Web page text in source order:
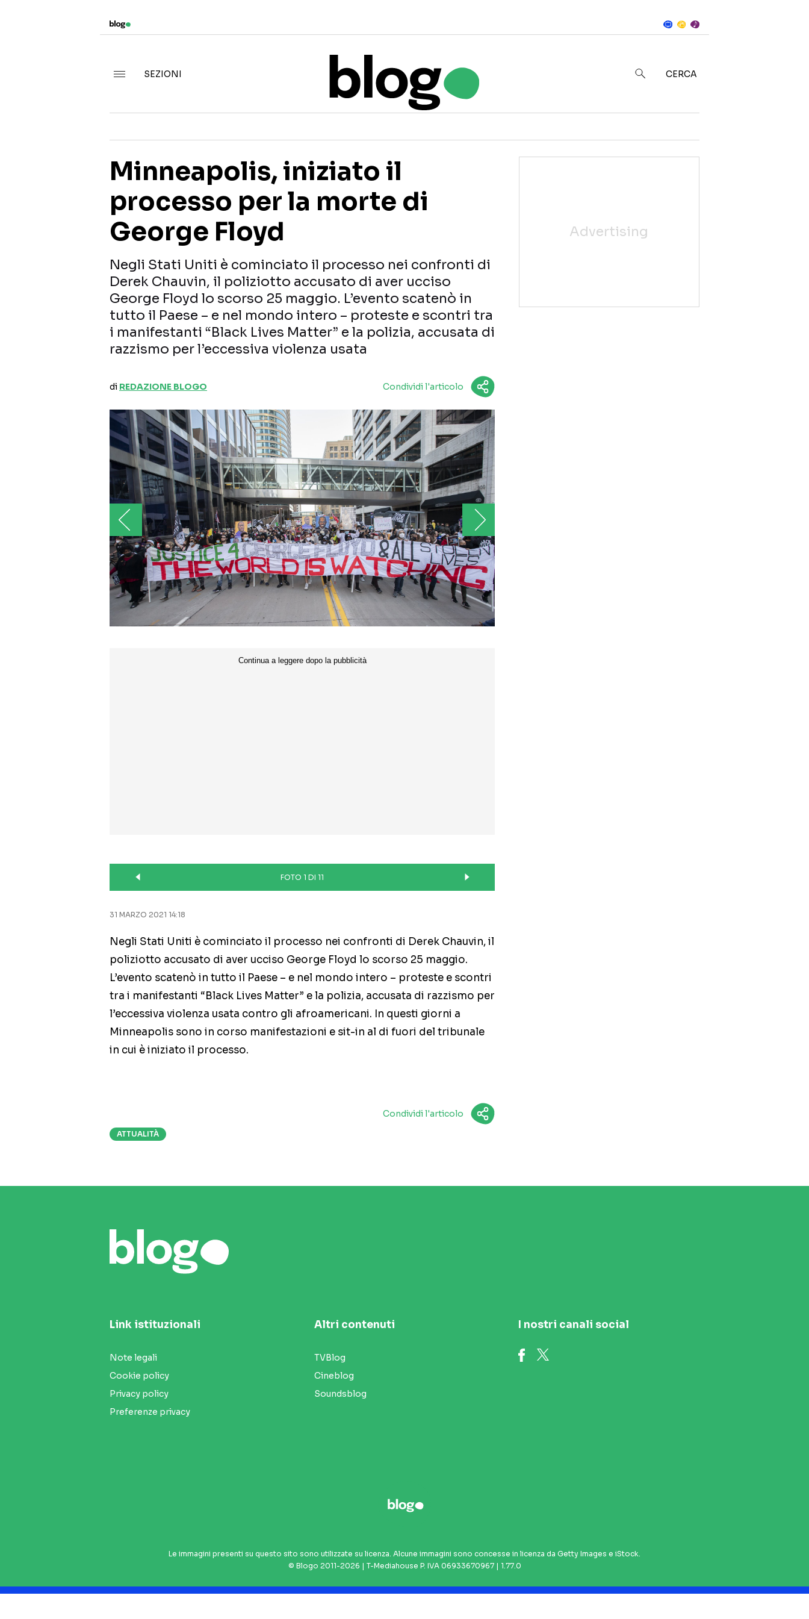
in Notizie
SEZIONI CERCA
Minneapolis, iniziato il
processo per la morte di
George Floyd
Negli Stati Uniti è cominciato il processo nei confronti di
Derek Chauvin, il poliziotto accusato di aver ucciso
George Floyd lo scorso 25 maggio. L’evento scatenò in
tutto il Paese – e nel mondo intero – proteste e scontri tra
i manifestanti “Black Lives Matter” e la polizia, accusata di
razzismo per l’eccessiva violenza usata
di REDAZIONE BLOGO Condividi l'articolo
FOTO 1 DI 11
31 MARZO 2021 14:18
Negli Stati Uniti è cominciato il processo nei confronti di Derek Chauvin, il
poliziotto accusato di aver ucciso George Floyd lo scorso 25 maggio.
L’evento scatenò in tutto il Paese – e nel mondo intero – proteste e scontri
tra i manifestanti “Black Lives Matter” e la polizia, accusata di razzismo per
l’eccessiva violenza usata contro gli afroamericani. In questi giorni a
Minneapolis sono in corso manifestazioni e sit-in al di fuori del tribunale
in cui è iniziato il processo.
Condividi l'articolo
ATTUALITÀ
Link istituzionali
Note legali
Cookie policy
Privacy policy
Preferenze privacy
Altri contenuti
TVBlog
Cineblog
Soundsblog
I nostri canali social
Le immagini presenti su questo sito sono utilizzate su licenza. Alcune immagini sono concesse in licenza da Getty Images e iStock.
© Blogo 2011-2026 | T-Mediahouse P. IVA 06933670967 | 1.77.0